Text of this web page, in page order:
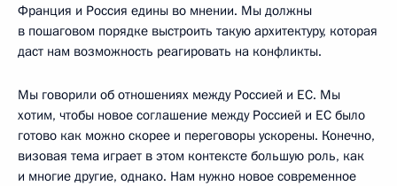
Франция и Россия едины во мнении. Мы должны
в пошаговом порядке выстроить такую архитектуру, которая
даст нам возможность реагировать на конфликты.
Мы говорили об отношениях между Россией и ЕС. Мы
хотим, чтобы новое соглашение между Россией и ЕС было
готово как можно скорее и переговоры ускорены. Конечно,
визовая тема играет в этом контексте большую роль, как
и многие другие, однако. Нам нужно новое современное